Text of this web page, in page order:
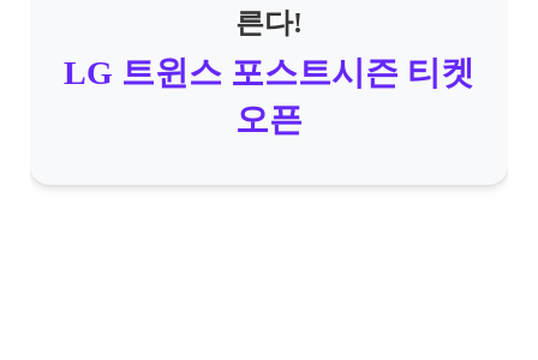
른다!
LG 트윈스 포스트시즌 티켓
오픈